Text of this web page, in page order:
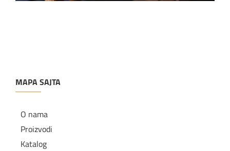
MAPA SAJTA
O nama
Proizvodi
Katalog